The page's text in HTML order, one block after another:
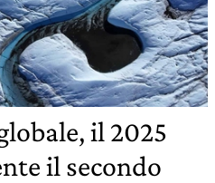
il 2025
il secondo